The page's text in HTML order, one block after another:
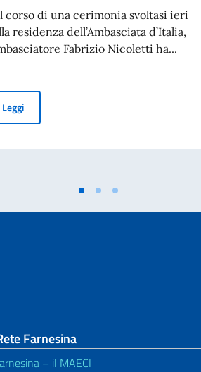
(Fondazione Dante Alighieri Scuole
corso di una cerimonia svoltasi ieri
residenza dell’Ambasciata d’Italia,
Fabrizio Nicoletti ha...
LeggiL’Ambasciatore Fabrizio Nicoletti ha
Farnesina
– il MAECI